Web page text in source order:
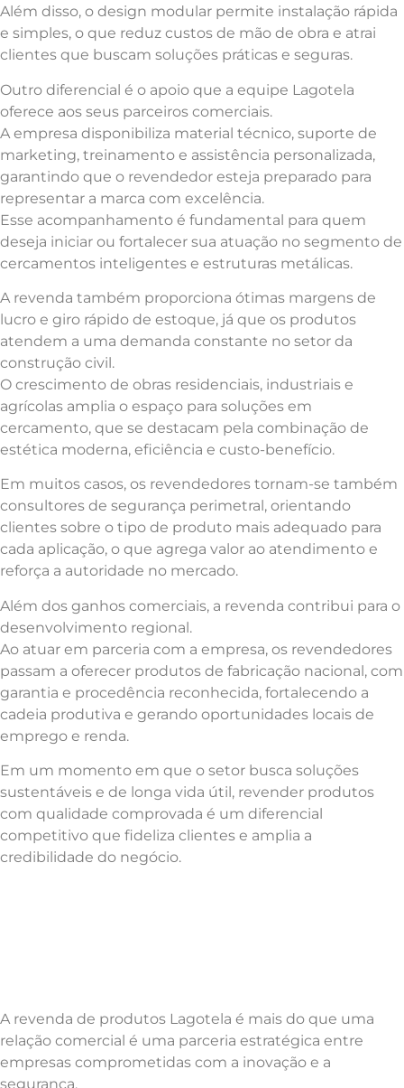
Além disso, o design modular permite instalação rápida
e simples, o que reduz custos de mão de obra e atrai
clientes que buscam soluções práticas e seguras.
Outro diferencial é o apoio que a equipe Lagotela
oferece aos seus parceiros comerciais.
A empresa disponibiliza material técnico, suporte de
marketing, treinamento e assistência personalizada,
garantindo que o revendedor esteja preparado para
representar a marca com excelência.
Esse acompanhamento é fundamental para quem
deseja iniciar ou fortalecer sua atuação no segmento de
cercamentos inteligentes e estruturas metálicas.
A revenda também proporciona ótimas margens de
lucro e giro rápido de estoque, já que os produtos
atendem a uma demanda constante no setor da
construção civil.
O crescimento de obras residenciais, industriais e
agrícolas amplia o espaço para soluções em
cercamento, que se destacam pela combinação de
estética moderna, eficiência e custo-benefício.
Em muitos casos, os revendedores tornam-se também
consultores de segurança perimetral, orientando
clientes sobre o tipo de produto mais adequado para
cada aplicação, o que agrega valor ao atendimento e
reforça a autoridade no mercado.
Além dos ganhos comerciais, a revenda contribui para o
desenvolvimento regional.
Ao atuar em parceria com a empresa, os revendedores
passam a oferecer produtos de fabricação nacional, com
garantia e procedência reconhecida, fortalecendo a
cadeia produtiva e gerando oportunidades locais de
emprego e renda.
Em um momento em que o setor busca soluções
sustentáveis e de longa vida útil, revender produtos
com qualidade comprovada é um diferencial
competitivo que fideliza clientes e amplia a
credibilidade do negócio.
A revenda de produtos Lagotela é mais do que uma
relação comercial é uma parceria estratégica entre
empresas comprometidas com a inovação e a
segurança.